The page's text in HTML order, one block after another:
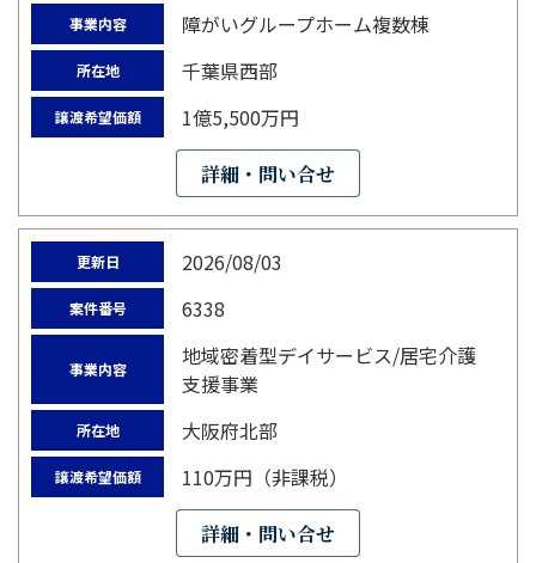
事業内容 障がいグループホーム複数棟
所在地 千葉県西部
譲渡希望価額 1億5,500万円
詳細・問い合せ
更新日 2026/08/03
案件番号 6338
事業内容
地域密着型デイサービス/居宅介護
支援事業
所在地 大阪府北部
譲渡希望価額 110万円（非課税）
詳細・問い合せ